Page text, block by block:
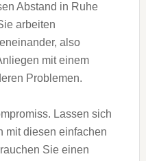
Abstand in Ruhe
arbeiten
also
mit einem
Problemen.
Lassen sich
mit diesen einfachen
Sie einen